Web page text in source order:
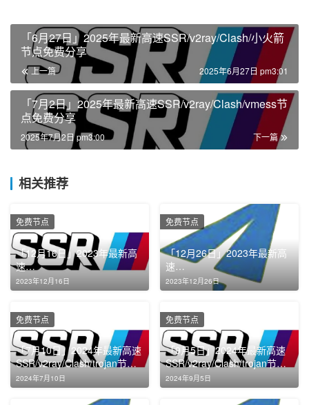
「6月27日」2025年最新高速SSR/v2ray/Clash/小火箭
节点免费分享
上一篇 2025年6月27日 pm3:01
「7月2日」2025年最新高速SSR/v2ray/Clash/vmess节
点免费分享
下一篇
2025年7月2日 pm3:00
相关推荐
「12月16日」2023年最新高
速
SSR/v2ray/Clash/Shadowroc
ket节点免费分享
2023年12月16日
免费节点
「12月26日」2023年最新高
速
SSR/v2ray/Clash/Shadowroc
ket节点免费分享
2023年12月26日
免费节点
「7月10日」2024年最新高速
SSR/v2ray/Clash/trojan节点
免费分享
2024年7月10日
免费节点
「9月5日」2024年最新高速
SSR/v2ray/Clash/trojan节点
免费分享
2024年9月5日
免费节点